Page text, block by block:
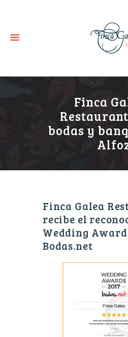
Finca
bodas y
Finca Galea
recibe el
Wedding
Bodas.net